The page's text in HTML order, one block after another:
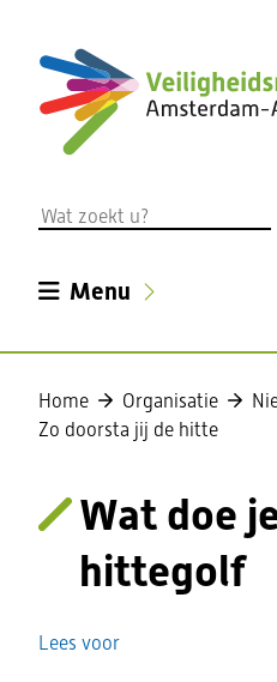
Menu Uitklappen
Wat
zoekt
Home Organisatie
Zo doorsta jij de hitte
Wat doe
hittegolf
Lees voor